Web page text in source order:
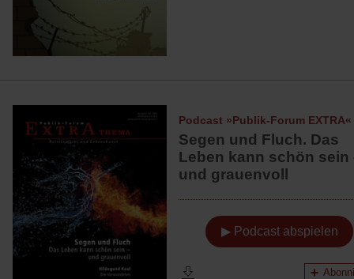
Podcast »Publik-Forum EXTRA«
Segen und Fluch. Das
Leben kann schön sein
und grauenvoll
▶ Podcast abspielen